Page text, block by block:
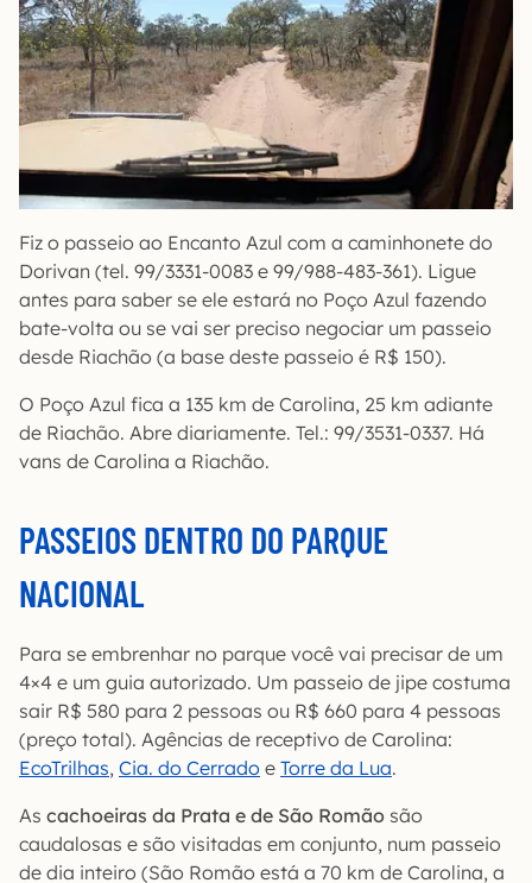
Fiz o passeio ao Encanto Azul com a caminhonete do
Dorivan (tel. 99/3331-0083 e 99/988-483-361). Ligue
antes para saber se ele estará no Poço Azul fazendo
bate-volta ou se vai ser preciso negociar um passeio
desde Riachão (a base deste passeio é R$ 150).
O Poço Azul fica a 135 km de Carolina, 25 km adiante
de Riachão. Abre diariamente. Tel.: 99/3531-0337. Há
vans de Carolina a Riachão.
PASSEIOS DENTRO DO PARQUE
NACIONAL
Para se embrenhar no parque você vai precisar de um
4×4 e um guia autorizado. Um passeio de jipe costuma
sair R$ 580 para 2 pessoas ou R$ 660 para 4 pessoas
(preço total). Agências de receptivo de Carolina:
EcoTrilhas, Cia. do Cerrado e Torre da Lua.
As cachoeiras da Prata e de São Romão são
caudalosas e são visitadas em conjunto, num passeio
de dia inteiro (São Romão está a 70 km de Carolina, a